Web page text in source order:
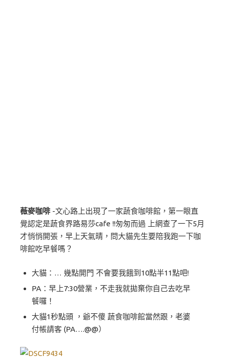
薇麥咖啡 -文心路上出現了一家蔬食咖啡館，第一眼直
覺認定是蔬食界路易莎cafe !!匆匆而過 上網查了一下5月
才悄悄開張，早上天氣晴，問大貓先生要陪我跑一下咖
啡館吃早餐嗎？
大貓：… 幾點開門 不會要我餓到10點半11點吧!
PA：早上7:30營業，不走我就拋棄你自己去吃早
餐囉！
大貓1秒點頭 ，爺不傻 蔬食咖啡館當然跟，老婆
付帳請客 (PA….@@）